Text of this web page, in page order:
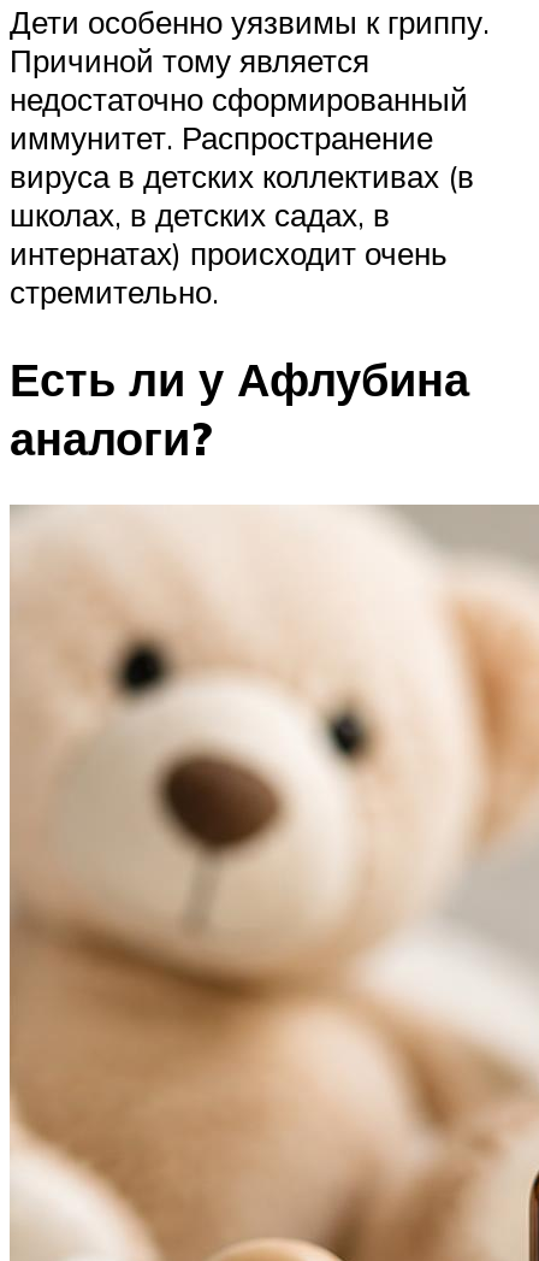
Дети особенно уязвимы к гриппу.
Причиной тому является
недостаточно сформированный
иммунитет. Распространение
вируса в детских коллективах (в
школах, в детских садах, в
интернатах) происходит очень
стремительно.
Есть ли у Афлубина
аналоги?